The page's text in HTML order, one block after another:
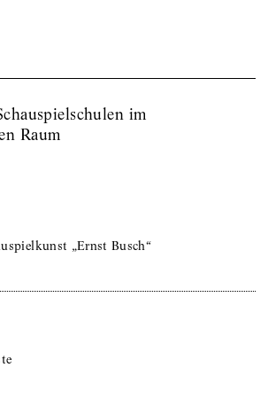
im
Raum
„Ernst Busch“